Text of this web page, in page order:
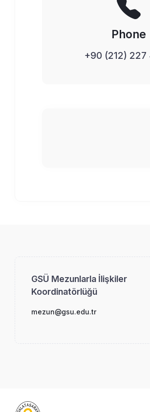
Phone
+90 (212)
GSÜ Mezunlarla İlişkiler
Koordinatörlüğü
mezun@gsu.edu.tr